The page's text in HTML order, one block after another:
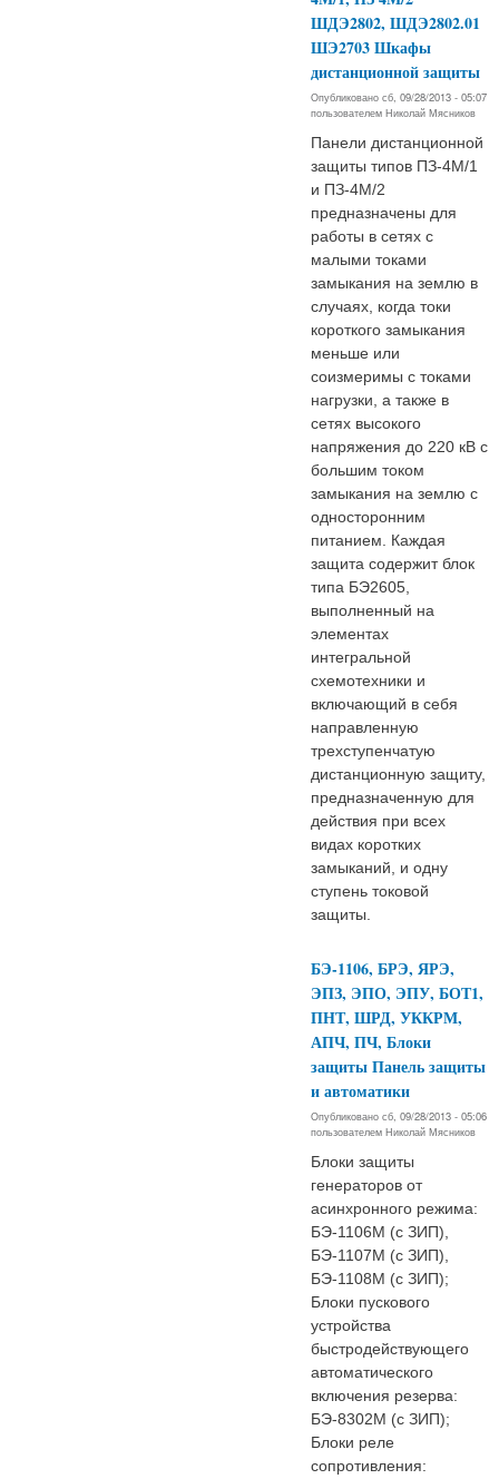
ШДЭ2802, ШДЭ2802.01
ШЭ2703 Шкафы
дистанционной защиты
Опубликовано сб, 09/28/2013 - 05:07
пользователем Николай Мясников
Панели дистанционной
защиты типов ПЗ-4М/1
и ПЗ-4М/2
предназначены для
работы в сетях с
малыми токами
замыкания на землю в
случаях, когда токи
короткого замыкания
меньше или
соизмеримы с токами
нагрузки, а также в
сетях высокого
напряжения до 220 кВ с
большим током
замыкания на землю с
односторонним
питанием. Каждая
защита содержит блок
типа БЭ2605,
выполненный на
элементах
интегральной
схемотехники и
включающий в себя
направленную
трехступенчатую
дистанционную защиту,
предназначенную для
действия при всех
видах коротких
замыканий, и одну
ступень токовой
защиты.
БЭ-1106, БРЭ, ЯРЭ,
ЭПЗ, ЭПО, ЭПУ, БОТ1,
ПНТ, ШРД, УККРМ,
АПЧ, ПЧ, Блоки
защиты Панель защиты
и автоматики
Опубликовано сб, 09/28/2013 - 05:06
пользователем Николай Мясников
Блоки защиты
генераторов от
асинхронного режима:
БЭ-1106М (с ЗИП),
БЭ-1107М (с ЗИП),
БЭ-1108М (с ЗИП);
Блоки пускового
устройства
быстродействующего
автоматического
включения резерва:
БЭ-8302М (с ЗИП);
Блоки реле
сопротивления: